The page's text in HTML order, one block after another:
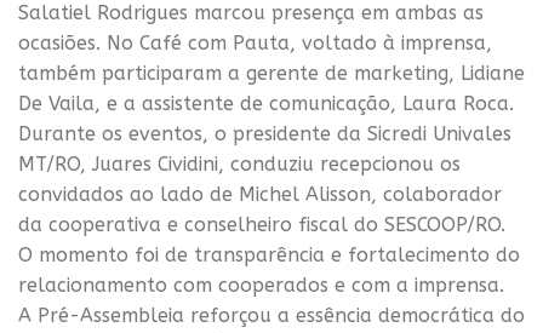
Salatiel Rodrigues marcou presença em ambas as
ocasiões. No Café com Pauta, voltado à imprensa,
também participaram a gerente de marketing, Lidiane
De Vaila, e a assistente de comunicação, Laura Roca.
Durante os eventos, o presidente da Sicredi Univales
MT/RO, Juares Cividini, conduziu recepcionou os
convidados ao lado de Michel Alisson, colaborador
da cooperativa e conselheiro fiscal do SESCOOP/RO.
O momento foi de transparência e fortalecimento do
relacionamento com cooperados e com a imprensa.
A Pré-Assembleia reforçou a essência democrática do